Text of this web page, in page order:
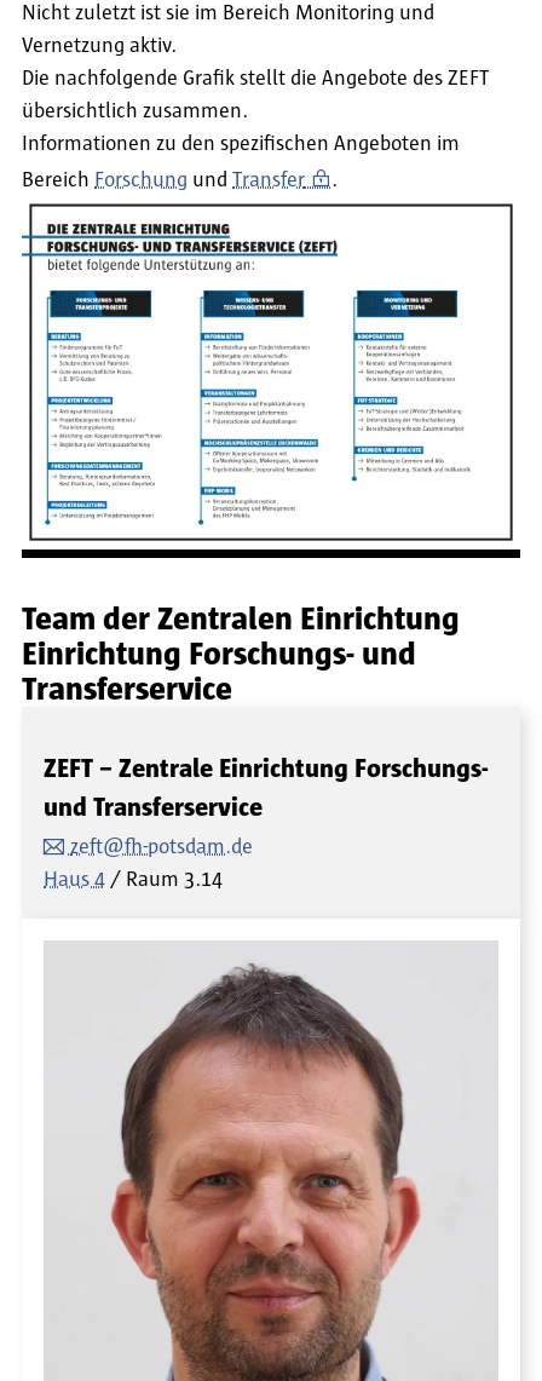
Nicht zuletzt ist sie im Bereich Monitoring und
Vernetzung aktiv.
Die nachfolgende Grafik stellt die Angebote des ZEFT
übersichtlich zusammen.
Informationen zu den spezifischen Angeboten im
Bereich Forschung und Transfer .
Team der Zentralen Einrichtung
Einrichtung Forschungs- und
Transferservice
ZEFT – Zentrale Einrichtung Forschungs-
und Transferservice
zeft@fh-potsdam.de
Haus 4
Raum 3.14